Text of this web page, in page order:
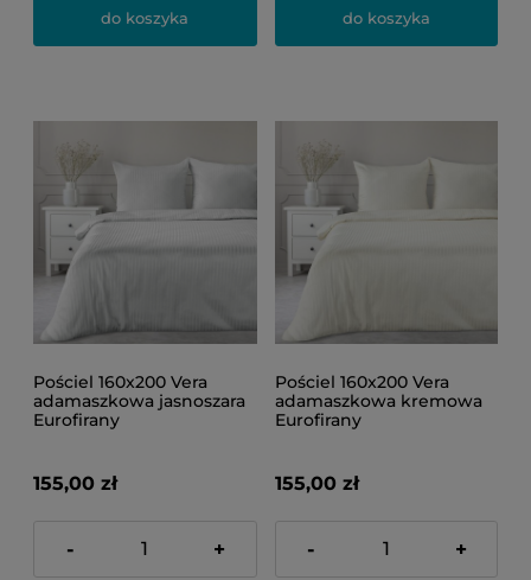
do koszyka do koszyka
Pościel 160x200 Vera
adamaszkowa jasnoszara
Eurofirany
155,00 zł
- +
Pościel 160x200 Vera
adamaszkowa kremowa
Eurofirany
155,00 zł
- +